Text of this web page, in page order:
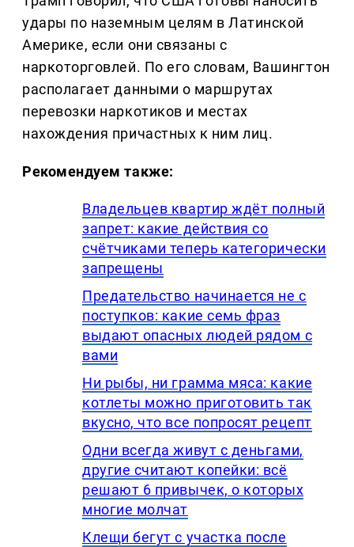
удары по наземным целям в Латинской
Америке, если они связаны с
наркоторговлей. По его словам, Вашингтон
располагает данными о маршрутах
перевозки наркотиков и местах
нахождения причастных к ним лиц.
Рекомендуем также:
Владельцев квартир ждёт полный
запрет: какие действия со
счётчиками теперь категорически
запрещены
Предательство начинается не с
поступков: какие семь фраз
выдают опасных людей рядом с
вами
Ни рыбы, ни грамма мяса: какие
котлеты можно приготовить так
вкусно, что все попросят рецепт
Одни всегда живут с деньгами,
другие считают копейки: всё
решают 6 привычек, о которых
многие молчат
Клещи бегут с участка после